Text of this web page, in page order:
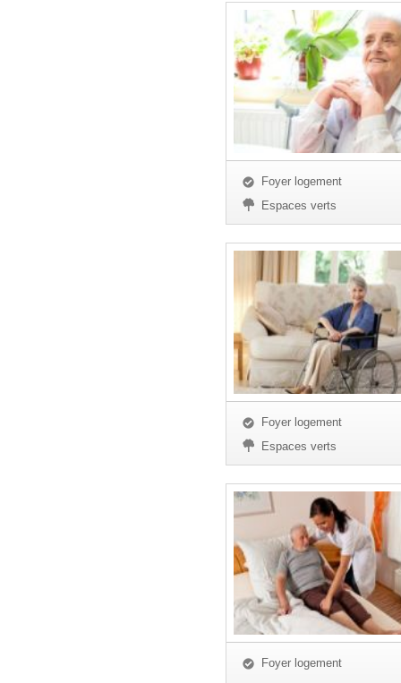
Foyer logement
Espaces verts
Foyer logement
Espaces verts
Foyer logement